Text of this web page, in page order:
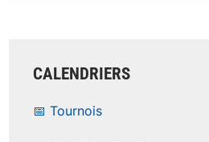
CALENDRIERS
📅 Tournois